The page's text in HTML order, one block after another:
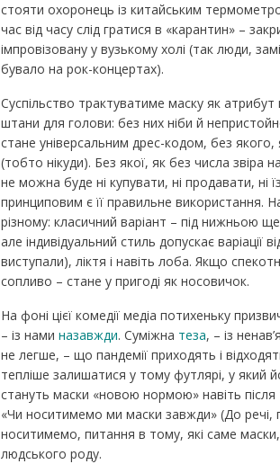
стояти охоронець із китайським
час від часу слід гратися в «карантин» –
імпровізовану у вузькому холі (так люди,
бувало на рок-концертах).
Суспільство трактуватиме маску як
штани для голови: без них ніби й
стане універсальним дрес-кодом, без
(тобто нікуди). Без якої, як без числа звіра
не можна буде ні купувати, ні продавати, ні
принциповим є її правильне використання.
різному: класичний варіант – під нижньою
але індивідуальний стиль допускає варіації
виступали), ліктя і навіть лоба. Якщо
сопливо – стане у пригоді як носовичок.
На фоні цієї комедії медіа потихеньку
– із нами назавжди. Суміжна теза, – із
не легше, – що пандемії приходять і
тепліше залишатися у тому футлярі, у який
стануть маски «новою нормою» навіть після
«Чи носитимемо ми маски завжди» (До речі,
носитимемо, питання в тому, які саме
людського роду.